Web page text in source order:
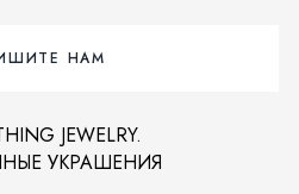
НАМ
JEWELRY.
УКРАШЕНИЯ